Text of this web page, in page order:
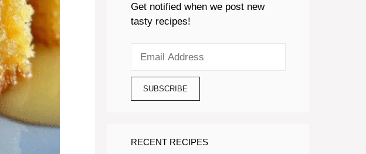
Get notified when we post new
tasty recipes!
RECENT RECIPES